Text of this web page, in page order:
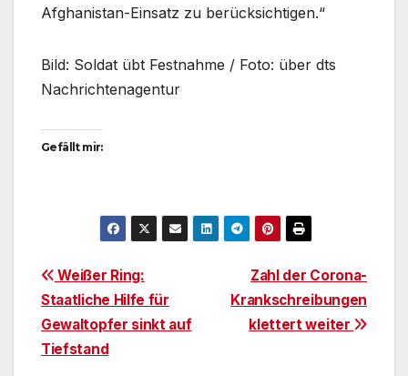
Afghanistan-Einsatz zu berücksichtigen.“
Bild: Soldat übt Festnahme / Foto: über dts
Nachrichtenagentur
Gefällt mir:
BeitragsnavigationZahl der Corona-
Krankschreibungen
klettert weiter
Weißer Ring:
Staatliche Hilfe für
Gewaltopfer sinkt auf
Tiefstand